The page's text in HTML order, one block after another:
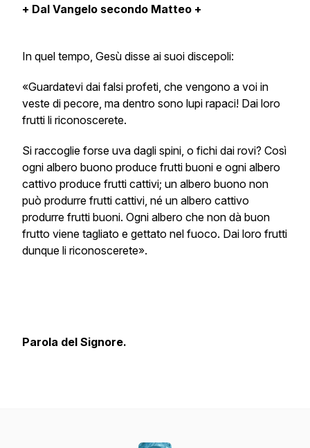
+ Dal Vangelo secondo Matteo +
In quel tempo, Gesù disse ai suoi discepoli:
«Guardatevi dai falsi profeti, che vengono a voi in
veste di pecore, ma dentro sono lupi rapaci! Dai loro
frutti li riconoscerete.
Si raccoglie forse uva dagli spini, o fichi dai rovi? Così
ogni albero buono produce frutti buoni e ogni albero
cattivo produce frutti cattivi; un albero buono non
può produrre frutti cattivi, né un albero cattivo
produrre frutti buoni. Ogni albero che non dà buon
frutto viene tagliato e gettato nel fuoco. Dai loro frutti
dunque li riconoscerete».
Parola del Signore.